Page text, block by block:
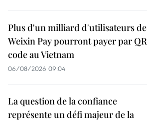
Plus d'un milliard d'utilisateurs de
Weixin Pay pourront payer par QR
code au Vietnam
06/08/2026 09:04
La question de la confiance
représente un défi majeur de la